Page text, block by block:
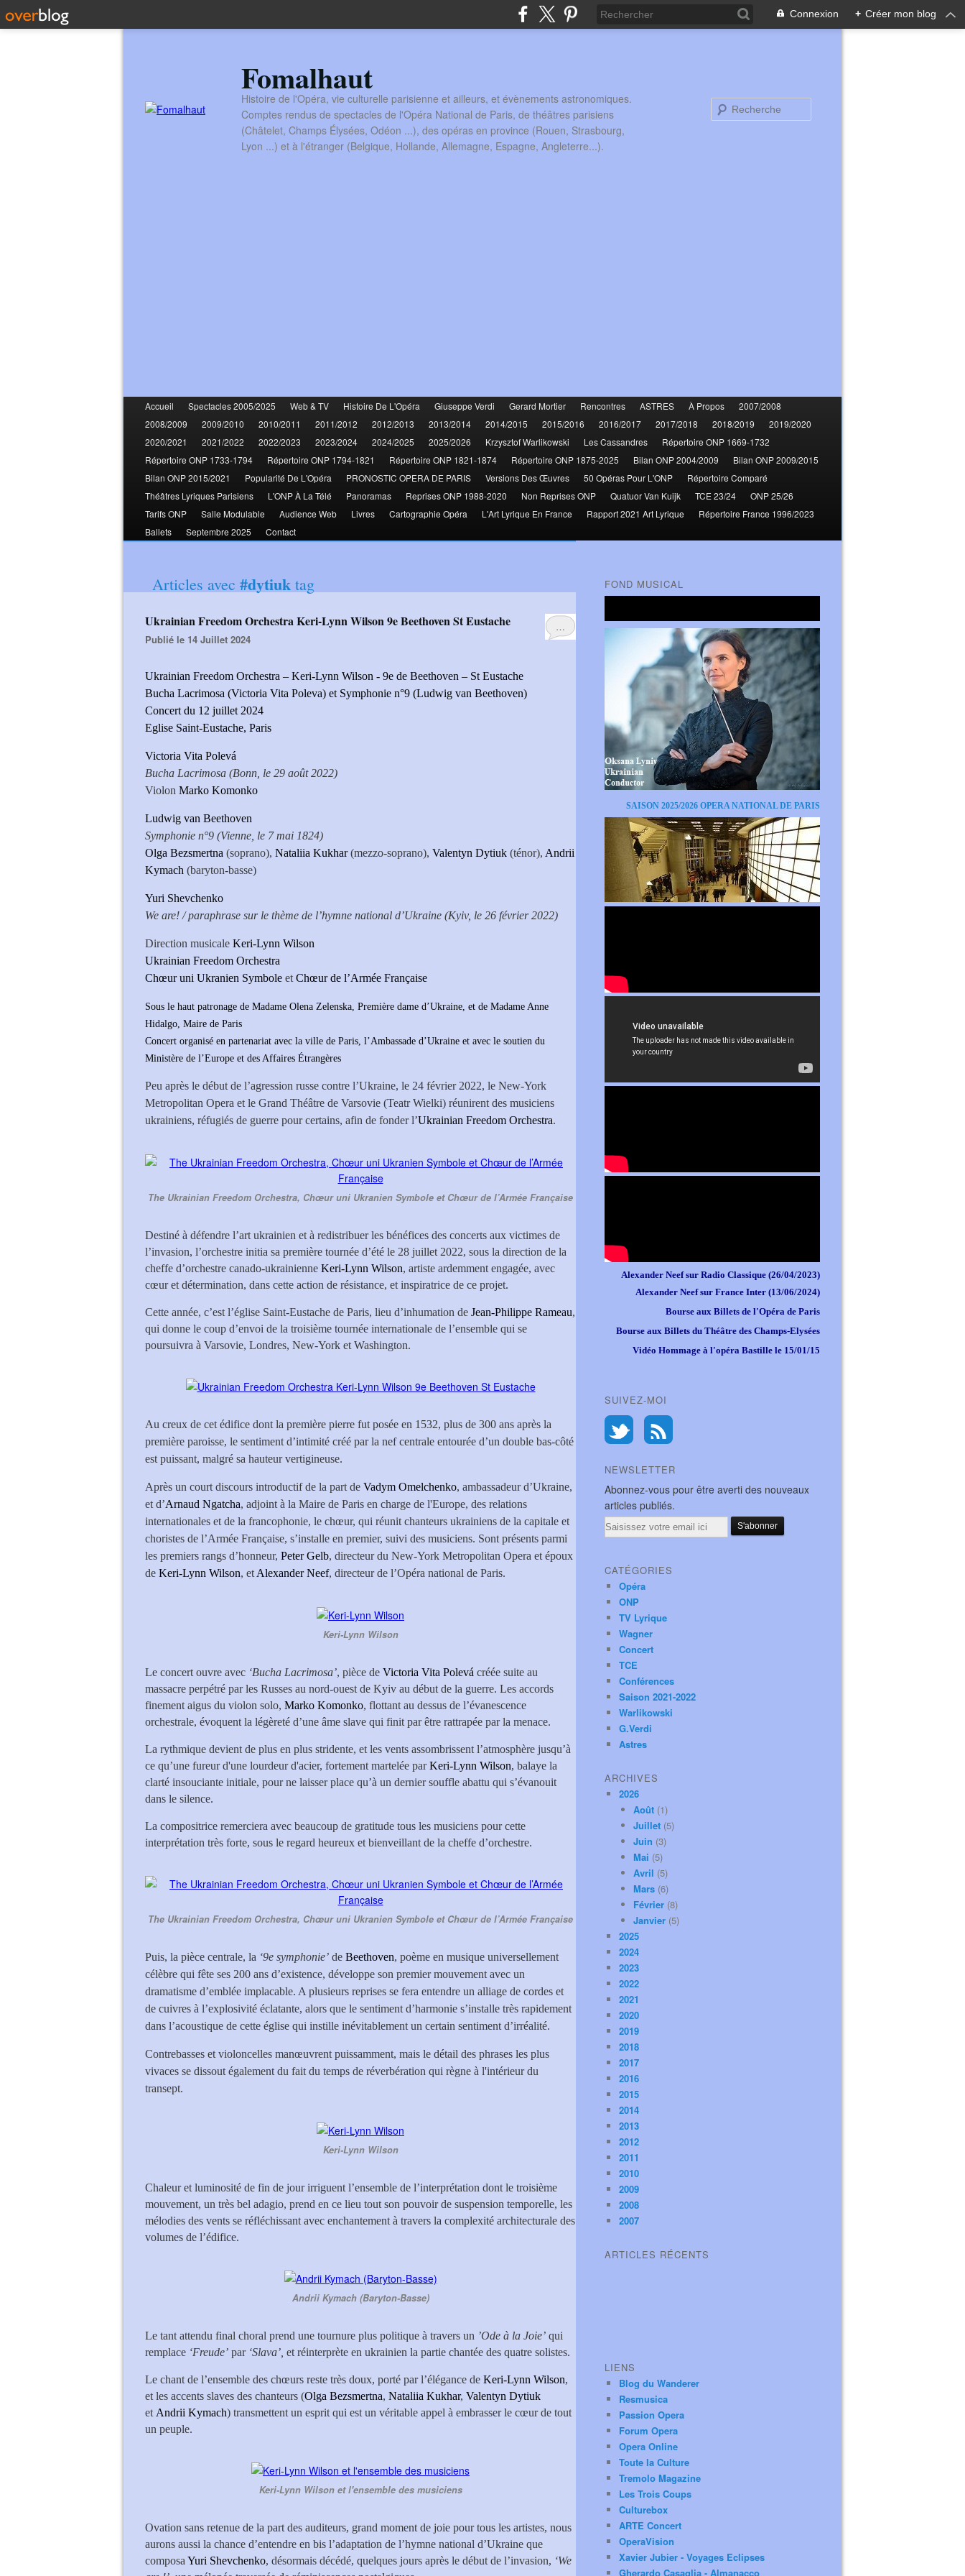
Connexion + Créer mon blog
Fomalhaut
Histoire de l'Opéra, vie culturelle parisienne et ailleurs, et évènements astronomiques.
Comptes rendus de spectacles de l'Opéra National de Paris, de théâtres parisiens
(Châtelet, Champs Élysées, Odéon ...), des opéras en province (Rouen, Strasbourg,
Lyon ...) et à l'étranger (Belgique, Hollande, Allemagne, Espagne, Angleterre...).
Accueil Spectacles 2005/2025 Web & TV Histoire De L'Opéra Giuseppe Verdi Gerard Mortier Rencontres ASTRES À Propos
2007/2008
2008/2009
2009/2010 2010/2011 2011/2012 2012/2013 2013/2014 2014/2015 2015/2016 2016/2017 2017/2018 2018/2019
2019/2020
2020/2021
2021/2022 2022/2023 2023/2024 2024/2025 2025/2026 Krzysztof Warlikowski Les Cassandres
Répertoire ONP 1669-1732
Répertoire ONP 1733-1794
Répertoire ONP 1794-1821 Répertoire ONP 1821-1874 Répertoire ONP 1875-2025 Bilan ONP 2004/2009
Bilan ONP 2009/2015
Bilan ONP 2015/2021
Popularité De L'Opéra PRONOSTIC OPERA DE PARIS Versions Des Œuvres 50 Opéras Pour L'ONP
Répertoire Comparé
Théâtres Lyriques Parisiens
L'ONP À La Télé Panoramas Reprises ONP 1988-2020 Non Reprises ONP Quatuor Van Kuijk TCE 23/24
ONP 25/26
Tarifs ONP
Salle Modulable Audience Web Livres Cartographie Opéra L'Art Lyrique En France Rapport 2021 Art Lyrique
Répertoire France 1996/2023
Ballets
Septembre 2025 Contact
Articles avec #dytiuk tag
…
Ukrainian Freedom Orchestra Keri-Lynn Wilson 9e Beethoven St Eustache
Publié le 14 Juillet 2024
Ukrainian Freedom Orchestra – Keri-Lynn Wilson - 9e de Beethoven – St Eustache
Bucha Lacrimosa (Victoria Vita Poleva) et Symphonie n°9 (Ludwig van Beethoven)
Concert du 12 juillet 2024
Eglise Saint-Eustache, Paris
Victoria Vita Polevá
Bucha Lacrimosa (Bonn, le 29 août 2022)
Violon Marko Komonko
Ludwig van Beethoven
Symphonie n°9 (Vienne, le 7 mai 1824)
Olga Bezsmertna (soprano), Nataliia Kukhar(mezzo-soprano), Valentyn Dytiuk (ténor), Andrii
Kymach (baryton-basse)
Yuri Shevchenko
We are! / paraphrase sur le thème de l’hymne national d’Ukraine (Kyiv, le 26 février 2022)
Direction musicale Keri-Lynn Wilson
Ukrainian Freedom Orchestra
Chœur uni Ukranien Symbole et Chœur de l’Armée Française
Sous le haut patronage de Madame Olena Zelenska, Première dame d’Ukraine, et de Madame Anne
Hidalgo, Maire de Paris
Concert organisé en partenariat avec la ville de Paris, l’Ambassade d’Ukraine et avec le soutien du
Ministère de l’Europe et des Affaires Étrangères
Peu après le début de l’agression russe contre l’Ukraine, le 24 février 2022, le New-York
Metropolitan Opera et le Grand Théâtre de Varsovie (Teatr Wielki) réunirent des musiciens
ukrainiens, réfugiés de guerre pour certains, afin de fonder l’Ukrainian Freedom Orchestra.
The Ukrainian Freedom Orchestra, Chœur uni Ukranien Symbole et Chœur de l’Armée Française
Destiné à défendre l’art ukrainien et à redistribuer les bénéfices des concerts aux victimes de
l’invasion, l’orchestre initia sa première tournée d’été le 28 juillet 2022, sous la direction de la
cheffe d’orchestre canado-ukrainienne Keri-Lynn Wilson, artiste ardemment engagée, avec
cœur et détermination, dans cette action de résistance, et inspiratrice de ce projet.
Cette année, c’est l’église Saint-Eustache de Paris, lieu d’inhumation de Jean-Philippe Rameau,
qui donne le coup d’envoi de la troisième tournée internationale de l’ensemble qui se
poursuivra à Varsovie, Londres, New-York et Washington.
Au creux de cet édifice dont la première pierre fut posée en 1532, plus de 300 ans après la
première paroisse, le sentiment d’intimité créé par la nef centrale entourée d’un double bas-côté
est puissant, malgré sa hauteur vertigineuse.
Après un court discours introductif de la part de Vadym Omelchenko, ambassadeur d’Ukraine,
et d’Arnaud Ngatcha, adjoint à la Maire de Paris en charge de l'Europe, des relations
internationales et de la francophonie, le chœur, qui réunit chanteurs ukrainiens de la capitale et
choristes de l’Armée Française, s’installe en premier, suivi des musiciens. Sont présents parmi
les premiers rangs d’honneur, Peter Gelb, directeur du New-York Metropolitan Opera et époux
de Keri-Lynn Wilson, et Alexander Neef, directeur de l’Opéra national de Paris.
Keri-Lynn Wilson
Le concert ouvre avec ‘Bucha Lacrimosa’, pièce de Victoria Vita Polevá créée suite au
massacre perpétré par les Russes au nord-ouest de Kyiv au début de la guerre. Les accords
finement aigus du violon solo, Marko Komonko, flottant au dessus de l’évanescence
orchestrale, évoquent la légèreté d’une âme slave qui finit par être rattrapée par la menace.
La rythmique devient de plus en plus stridente, et les vents assombrissent l’atmosphère jusqu’à
ce qu’une fureur d'une lourdeur d'acier, fortement martelée parKeri-Lynn Wilson, balaye la
clarté insouciante initiale, pour ne laisser place qu’à un dernier souffle abattu qui s’évanouit
dans le silence.
La compositrice remerciera avec beaucoup de gratitude tous les musiciens pour cette
interprétation très forte, sous le regard heureux et bienveillant de la cheffe d’orchestre.
The Ukrainian Freedom Orchestra, Chœur uni Ukranien Symbole et Chœur de l’Armée Française
Puis, la pièce centrale, la ‘9e symphonie’ de Beethoven, poème en musique universellement
célèbre qui fête ses 200 ans d’existence, développe son premier mouvement avec un
dramatisme d’emblée implacable. A plusieurs reprises se fera entendre un alliage de cordes et
de cuivres à l’explosivité éclatante, alors que le sentiment d’harmonie s’installe très rapidement
dans l’acoustique de cette église qui instille inévitablement un certain sentiment d’irréalité.
Contrebasses et violoncelles manœuvrent puissamment, mais le détail des phrases les plus
vivaces se dissout également du fait du temps de réverbération qui règne à l'intérieur du
transept.
Keri-Lynn Wilson
Chaleur et luminosité de fin de jour irriguent l’ensemble de l’interprétation dont le troisième
mouvement, un très bel adagio, prend en ce lieu tout son pouvoir de suspension temporelle, les
mélodies des vents se réfléchissant avec enchantement à travers la complexité architecturale des
volumes de l’édifice.
Andrii Kymach (Baryton-Basse)
Le tant attendu final choral prend une tournure plus politique à travers un ’Ode à la Joie’ qui
remplace ‘Freude’ par ‘Slava’, et réinterprète en ukrainien la partie chantée des quatre solistes.
Le chant de l’ensemble des chœurs reste très doux, porté par l’élégance de Keri-Lynn Wilson,
et les accents slaves des chanteurs (Olga Bezsmertna, Nataliia Kukhar, Valentyn Dytiuk
et Andrii Kymach) transmettent un esprit qui est un véritable appel à embrasser le cœur de tout
un peuple.
Keri-Lynn Wilson et l'ensemble des musiciens
Ovation sans retenue de la part des auditeurs, grand moment de joie pour tous les artistes, nous
aurons aussi la chance d’entendre en bis l’adaptation de l’hymne national d’Ukraine que
composa Yuri Shevchenko, désormais décédé, quelques jours après le début de l’invasion, ‘We
FOND MUSICAL
SAISON 2025/2026 OPERA NATIONAL DE PARIS
Alexander Neef sur Radio Classique (26/04/2023)
Alexander Neef sur France Inter (13/06/2024)
Bourse aux Billets de l'Opéra de Paris
Bourse aux Billets du Théâtre des Champs-Elysées
Vidéo Hommage à l'opéra Bastille le 15/01/15
SUIVEZ-MOI
NEWSLETTER
Abonnez-vous pour être averti des nouveaux
articles publiés.
Email
CATÉGORIES
Opéra
ONP
TV Lyrique
Wagner
Concert
TCE
Conférences
Saison 2021-2022
Warlikowski
G.Verdi
Astres
ARCHIVES
2026
Août (1)
Juillet (5)
Juin (3)
Mai (5)
Avril (5)
Mars (6)
Février (8)
Janvier (5)
2025
2024
2023
2022
2021
2020
2019
2018
2017
2016
2015
2014
2013
2012
2011
2010
2009
2008
2007
ARTICLES RÉCENTS
LIENS
Blog du Wanderer
Resmusica
Passion Opera
Forum Opera
Opera Online
Toute la Culture
Tremolo Magazine
Les Trois Coups
Culturebox
ARTE Concert
OperaVision
Xavier Jubier - Voyages Eclipses
Gherardo Casaglia - Almanacco